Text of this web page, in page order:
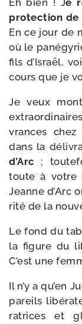
Eh bien ! Je
pro­tec­tion de
En ce jour de
où le
fils d’Israël,
cours que je
Je veux
vrances
dans la
d’Arc ;
toute à votre
Jeanne d’Arc
ri­té de la
Le fond du
la figure du
C’est une
Il n’y a qu’en
pareils
ra­trices et